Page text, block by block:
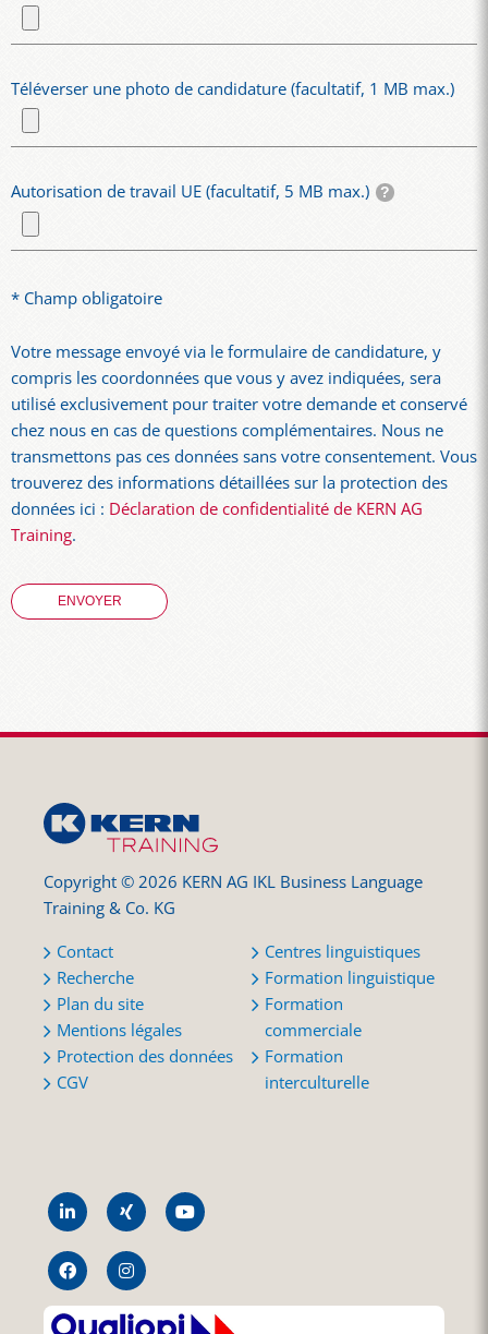
Téléverser une photo de candidature (facultatif, 1 MB max.)
Autorisation de travail UE (facultatif, 5 MB max.)
* Champ obligatoire
Votre message envoyé via le formulaire de candidature, y
compris les coordonnées que vous y avez indiquées, sera
utilisé exclusivement pour traiter votre demande et conservé
chez nous en cas de questions complémentaires. Nous ne
transmettons pas ces données sans votre consentement. Vous
trouverez des informations détaillées sur la protection des
données ici : Déclaration de confidentialité de KERN AG
Training.
Copyright © 2026 KERN AG IKL Business Language
Training & Co. KG
Contact
Recherche
Plan du site
Mentions légales
Protection des données
CGV
Centres linguistiques
Formation linguistique
Formation
commerciale
Formation
interculturelle